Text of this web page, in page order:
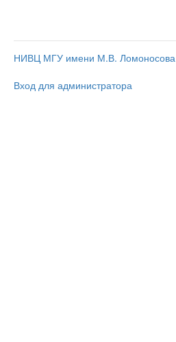
НИВЦ МГУ имени М.В. Ломоносова
Вход для администратора